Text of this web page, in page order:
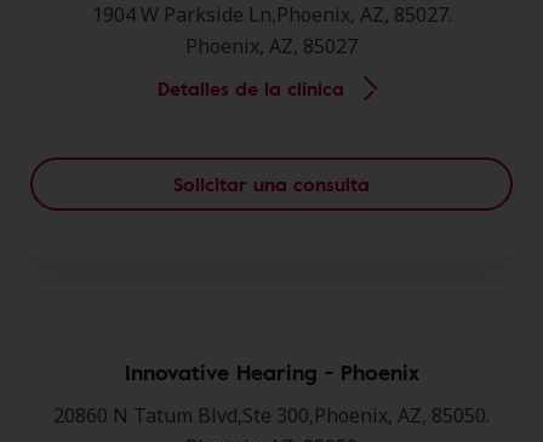
1904 W Parkside Ln,Phoenix, AZ, 85027.
Phoenix, AZ, 85027
Detalles de la clínica
Solicitar una consulta
Innovative Hearing - Phoenix
20860 N Tatum Blvd,Ste 300,Phoenix, AZ, 85050.